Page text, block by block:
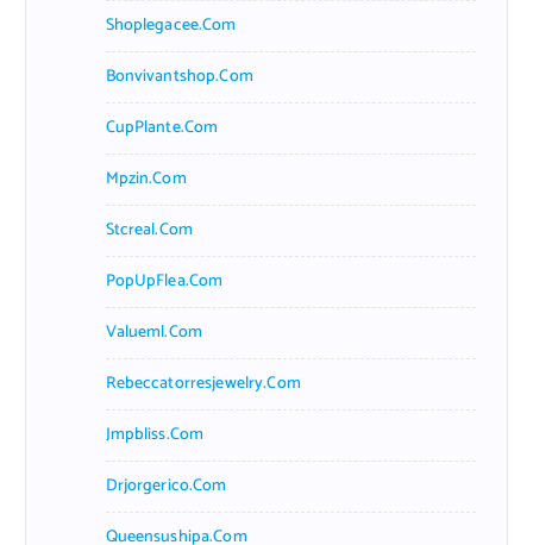
Shoplegacee.com
Bonvivantshop.com
CupPlante.com
Mpzin.com
Stcreal.com
PopUpFlea.com
Valueml.com
Rebeccatorresjewelry.com
Jmpbliss.com
Drjorgerico.com
Queensushipa.com